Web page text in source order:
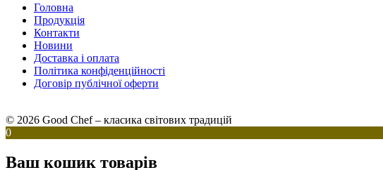
Головна
Продукція
Контакти
Новини
Доставка і оплата
Політика конфіденційності
Договір публічної оферти
© 2026 Good Chef – класика світових традицій
0
Ваш кошик товарів